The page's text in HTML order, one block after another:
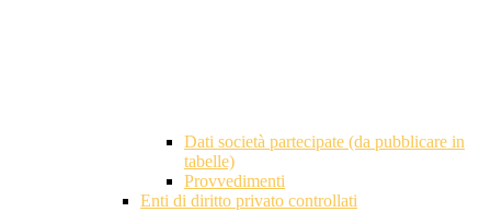
Dati società partecipate (da pubblicare in
tabelle)
Provvedimenti
Enti di diritto privato controllati